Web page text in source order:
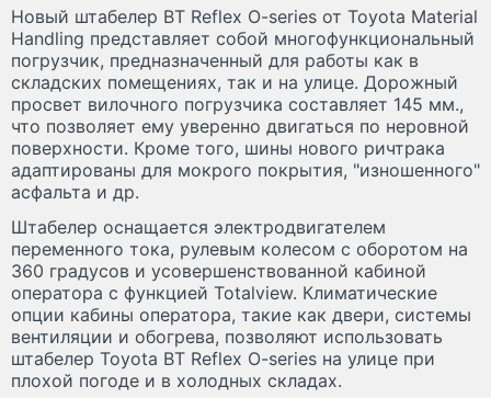
Новый штабелер BT Reflex O-series от Toyota Material
Handling представляет собой многофункциональный
погрузчик, предназначенный для работы как в
складских помещениях, так и на улице. Дорожный
просвет вилочного погрузчика составляет 145 мм.,
что позволяет ему уверенно двигаться по неровной
поверхности. Кроме того, шины нового ричтрака
адаптированы для мокрого покрытия, "изношенного"
асфальта и др.
Штабелер оснащается электродвигателем
переменного тока, рулевым колесом с оборотом на
360 градусов и усовершенствованной кабиной
оператора с функцией Totalview. Климатические
опции кабины оператора, такие как двери, системы
вентиляции и обогрева, позволяют использовать
штабелер Toyota BT Reflex O-series на улице при
плохой погоде и в холодных складах.